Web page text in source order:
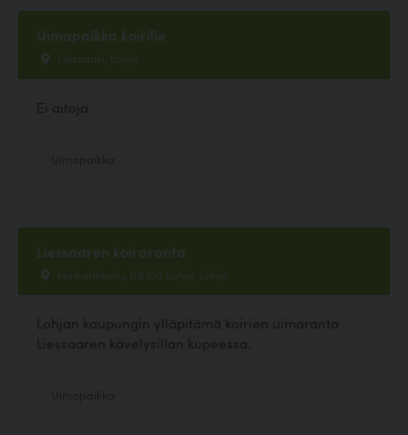
Uimapaikka koirille
Liessaari, Lohja
Ei aitoja
Liessaaren koiraranta
Haikarinkatu, 08100 Lohja, Lohja
Lohjan kaupungin ylläpitämä koirien uimaranta
Liessaaren kävelysillan kupeessa.